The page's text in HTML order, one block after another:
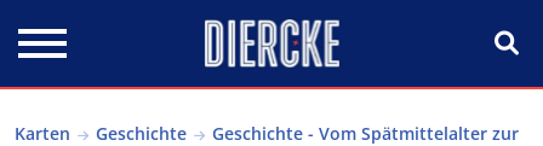
Karten Geschichte
Geschichte - Vom Spätmittelalter zur